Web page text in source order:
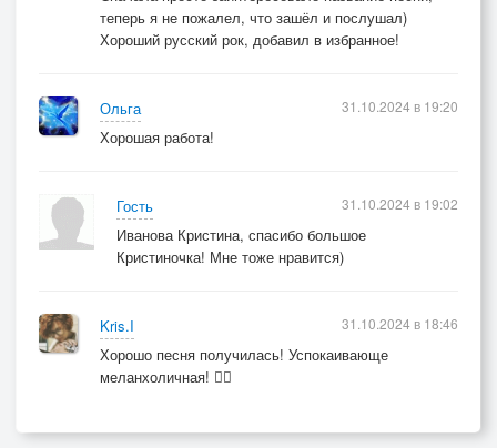
теперь я не пожалел, что зашёл и послушал)
Хороший русский рок, добавил в избранное!
Ольга
Хорошая работа!
31.10.2024 в 19:20
Гость
Иванова Кристина, спасибо большое
Кристиночка! Мне тоже нравится)
31.10.2024 в 19:02
Kris.I
Хорошо песня получилась! Успокаивающе
меланхоличная! ❤️‍🔥
31.10.2024 в 18:46